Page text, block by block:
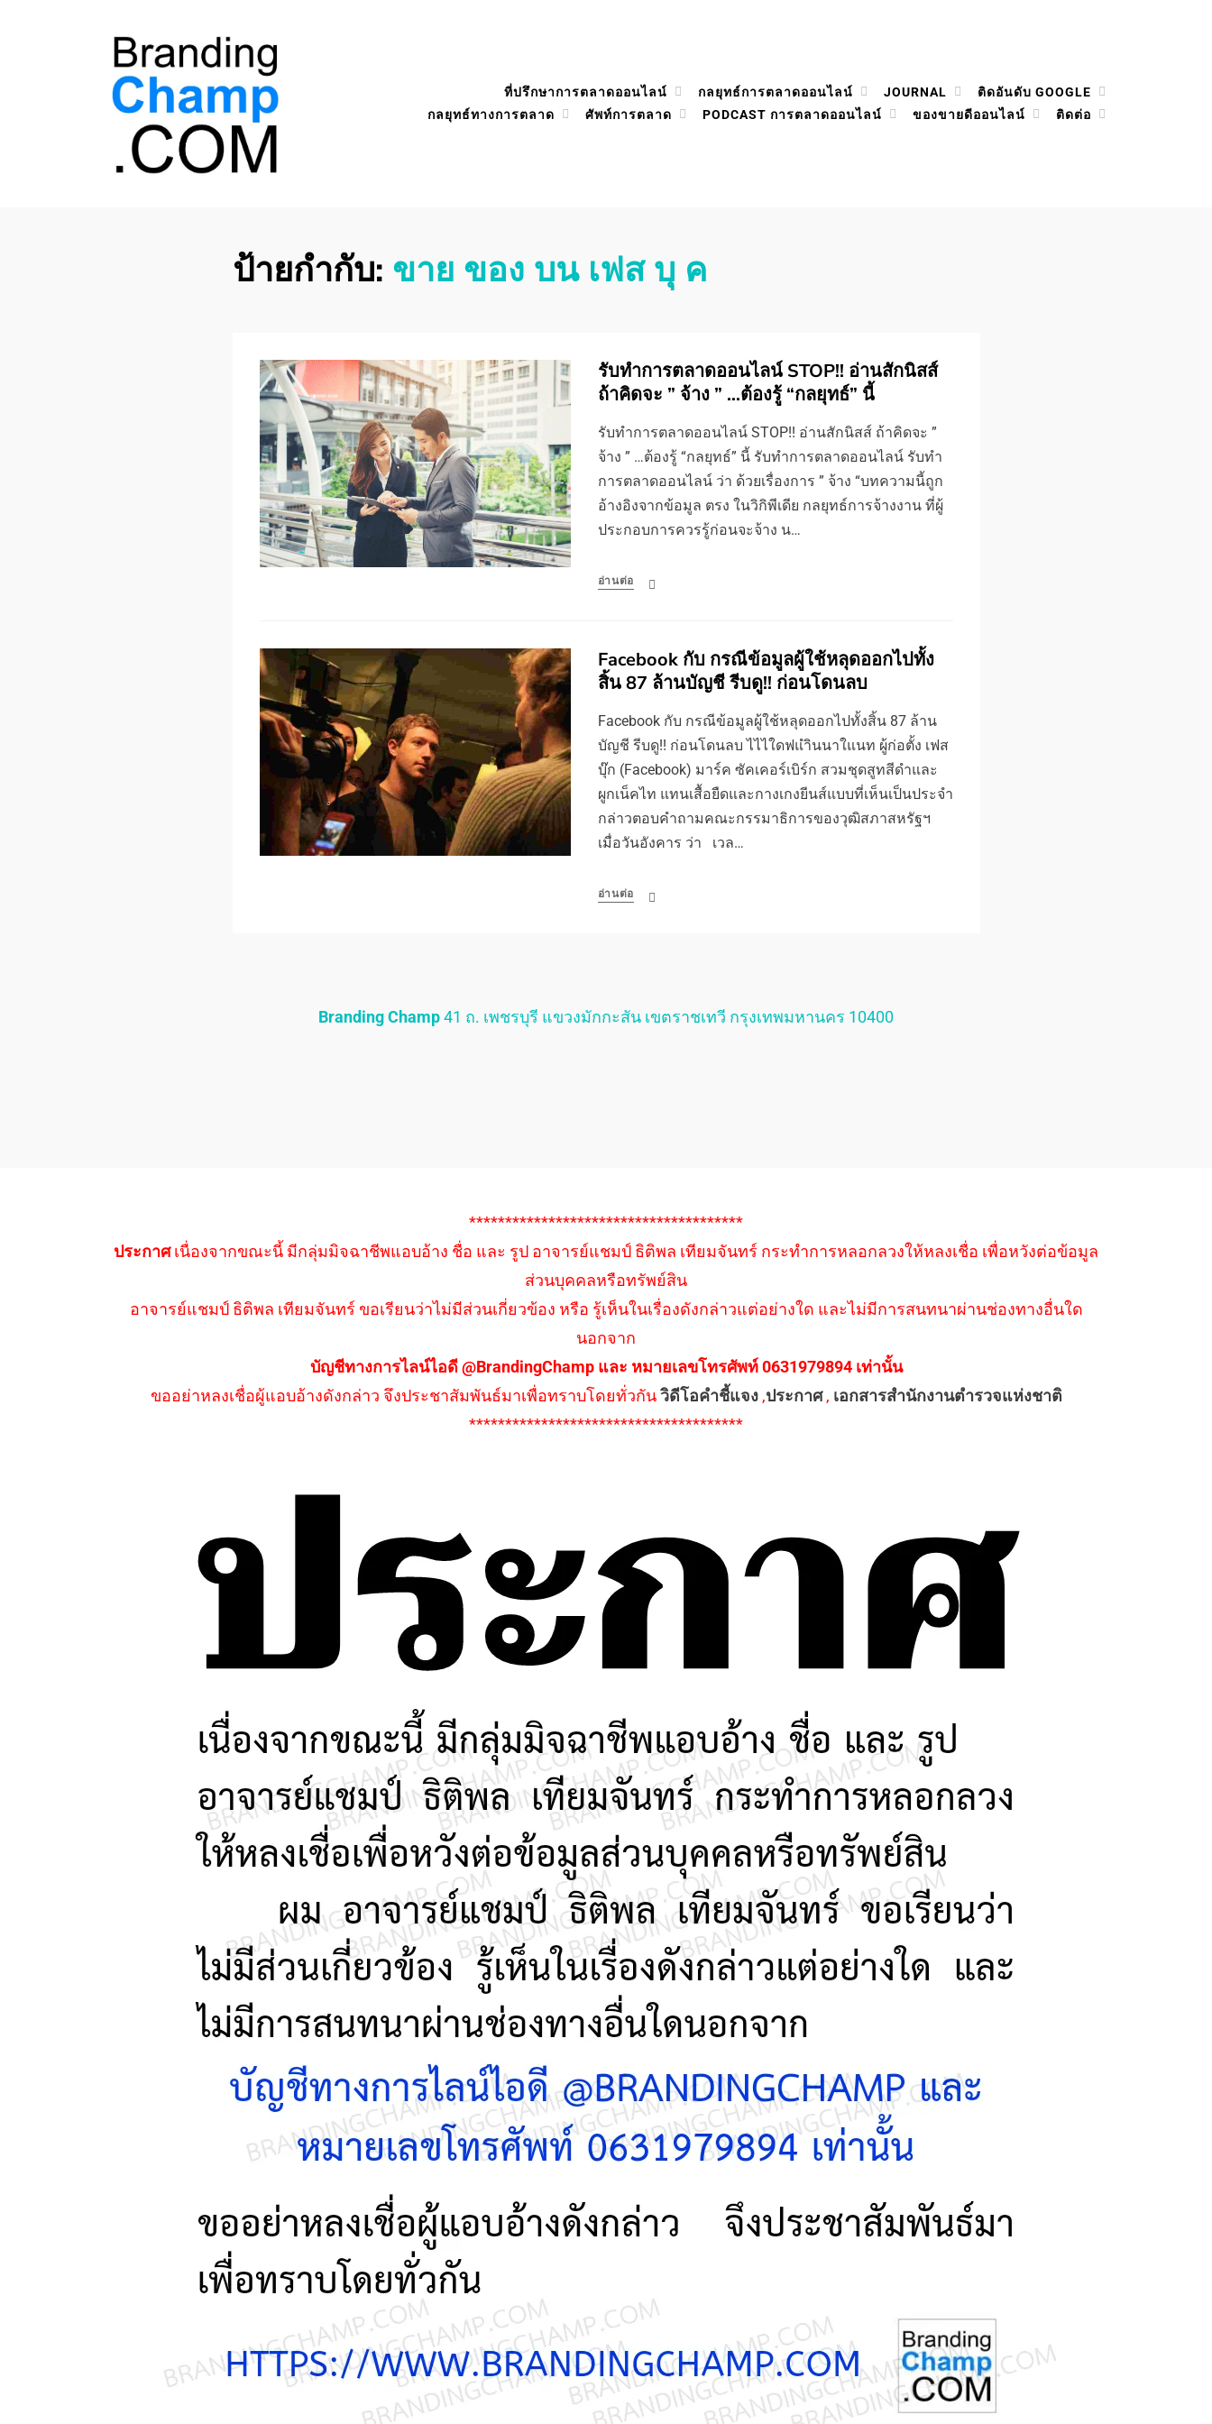
ที่ปรึกษาการตลาดออนไลน์ กลยุทธ์การตลาดออนไลน์ JOURNAL
ติดอันดับ GOOGLE
กลยุทธ์ทางการตลาด
ศัพท์การตลาด PODCAST การตลาดออนไลน์ ของขายดีออนไลน์ ติดต่อ
ป้ายกำกับ: ขาย ของ บน เฟส บุ ค
รับทําการตลาดออนไลน์ STOP!! อ่านสักนิสส์
ถ้าคิดจะ ” จ้าง ” …ต้องรู้ “กลยุทธ์” นี้
รับทําการตลาดออนไลน์ STOP!! อ่านสักนิสส์ ถ้าคิดจะ ”
จ้าง ” …ต้องรู้ “กลยุทธ์” นี้ รับทําการตลาดออนไลน์ รับทํา
การตลาดออนไลน์ ว่า ด้วยเรื่องการ ” จ้าง “บทความนี้ถูก
อ้างอิงจากข้อมูล ตรง ในวิกิพีเดีย กลยุทธ์การจ้างงาน ที่ผู้
ประกอบการควรรู้ก่อนจะจ้าง น…
อ่านต่อ
Facebook กับ กรณีข้อมูลผู้ใช้หลุดออกไปทั้ง
สิ้น 87 ล้านบัญชี รีบดู!! ก่อนโดนลบ
Facebook กับ กรณีข้อมูลผู้ใช้หลุดออกไปทั้งสิ้น 87 ล้าน
บัญชี รีบดู!! ก่อนโดนลบ ไไไใดฟแำินนาใแนท ผู้ก่อตั้ง เฟส
บุ๊ก (Facebook) มาร์ค ซัคเคอร์เบิร์ก สวมชุดสูทสีดำและ
ผูกเน็คไท แทนเสื้อยืดและกางเกงยีนส์แบบที่เห็นเป็นประจำ
กล่าวตอบคำถามคณะกรรมาธิการของวุฒิสภาสหรัฐฯ
เมื่อวันอังคาร ว่า เวล…
อ่านต่อ
Branding Champ41 ถ. เพชรบุรี แขวงมักกะสัน เขตราชเทวี กรุงเทพมหานคร 10400
**************************************
ประกาศเนื่องจากขณะนี้ มีกลุ่มมิจฉาชีพแอบอ้าง ชื่อ และ รูป อาจารย์แชมป์ ธิติพล เทียมจันทร์ กระทำการหลอกลวงให้หลงเชื่อ เพื่อหวังต่อข้อมูล
ส่วนบุคคลหรือทรัพย์สิน
อาจารย์แชมป์ ธิติพล เทียมจันทร์ ขอเรียนว่าไม่มีส่วนเกี่ยวข้อง หรือ รู้เห็นในเรื่องดังกล่าวแต่อย่างใด และไม่มีการสนทนาผ่านช่องทางอื่นใด
นอกจาก
บัญชีทางการไลน์ไอดี @BrandingChamp และ หมายเลขโทรศัพท์ 0631979894 เท่านั้น
ขออย่าหลงเชื่อผู้แอบอ้างดังกล่าว จึงประชาสัมพันธ์มาเพื่อทราบโดยทั่วกันวิดีโอคำชี้แจง,ประกาศ, เอกสารสำนักงานตำรวจแห่งชาติ
**************************************